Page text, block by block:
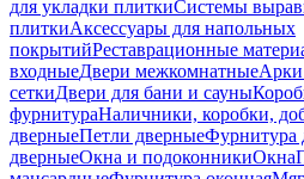
для укладки плиткиСистемы
плиткиАксессуары для напольных
покрытийРеставрационные
входныеДвери межкомнатные
сеткиДвери для бани и сауны
фурнитураНаличники, коробки,
дверныеПетли дверныеФурнитура
дверныеОкна и подоконникиОкна